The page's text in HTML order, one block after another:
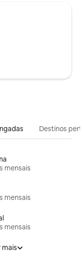
Destinos
mensais
mensais
mensais
mais